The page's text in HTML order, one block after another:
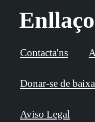
Contacta'ns
Donar-se de
Aviso Legal